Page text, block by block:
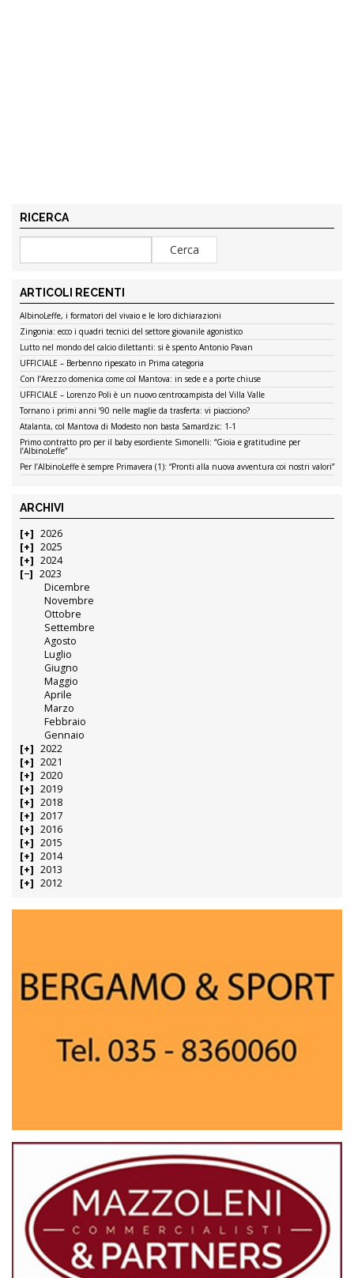
RICERCA
ARTICOLI RECENTI
AlbinoLeffe, i formatori del vivaio e le loro dichiarazioni
Zingonia: ecco i quadri tecnici del settore giovanile agonistico
Lutto nel mondo del calcio dilettanti: si è spento Antonio Pavan
UFFICIALE – Berbenno ripescato in Prima categoria
Con l’Arezzo domenica come col Mantova: in sede e a porte chiuse
UFFICIALE – Lorenzo Poli è un nuovo centrocampista del Villa Valle
Tornano i primi anni ’90 nelle maglie da trasferta: vi piacciono?
Atalanta, col Mantova di Modesto non basta Samardzic: 1-1
Primo contratto pro per il baby esordiente Simonelli: “Gioia e gratitudine per
l’AlbinoLeffe”
Per l’AlbinoLeffe è sempre Primavera (1): “Pronti alla nuova avventura coi nostri valori”
ARCHIVI
2026
2025
2024
2023
Dicembre
Novembre
Ottobre
Settembre
Agosto
Luglio
Giugno
Maggio
Aprile
Marzo
Febbraio
Gennaio
2022
2021
2020
2019
2018
2017
2016
2015
2014
2013
2012